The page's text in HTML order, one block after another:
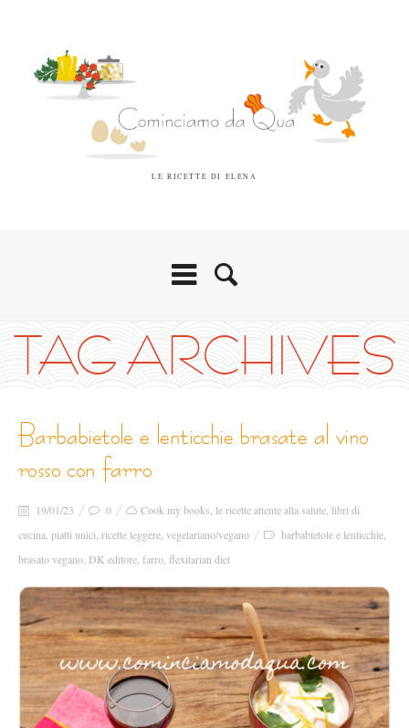
LE RICETTE DI ELENA
TAG ARCHIVES
barbabietole e lenticchie brasate al vino
rosso con farro
19/01/23 0 Cook my books le ricette attente alla salute libri di
cucina piatti unici ricette leggere vegetariano/vegano barbabietole e lenticchie
brasato vegano DK editore farro flexitarian diet